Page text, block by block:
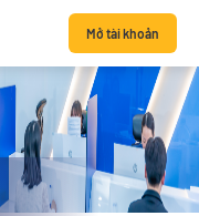
Mở tài khoản